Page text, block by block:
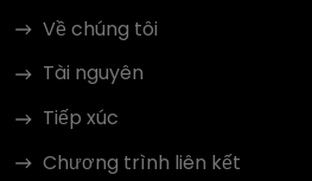
Về chúng tôi
Tài nguyên
Tiếp xúc
Chương trình liên kết